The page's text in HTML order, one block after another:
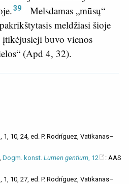
39
Melsdamas „mūsų“
meldžiasi šioje
įtikėjusieji buvo vienos
(Apd 4, 32).
, 1, 10, 24, ed. P. Rodríguez, Vatikanas–
, Dogm. konst. Lumen gentium, 12
: AAS
, 1, 10, 27, ed. P. Rodríguez, Vatikanas–